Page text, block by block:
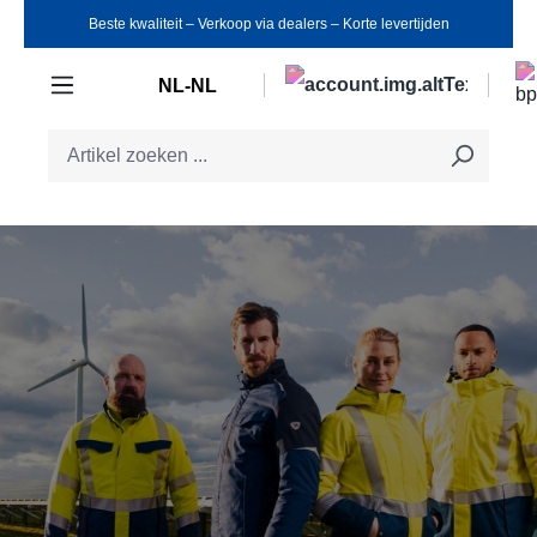
Ga naar de hoofdinhoud
Beste kwaliteit ‒ Verkoop via dealers ‒ Korte levertijden
NL-NL